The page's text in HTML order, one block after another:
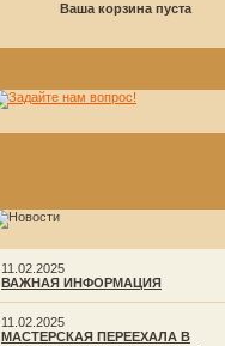
Ваша корзина пуста
11.02.2025
ВАЖНАЯ ИНФОРМАЦИЯ
11.02.2025
МАСТЕРСКАЯ ПЕРЕЕХАЛА В